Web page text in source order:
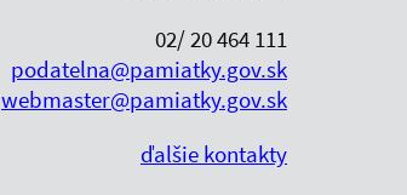
02/ 20 464 111
podatelna@pamiatky.gov.sk
webmaster@pamiatky.gov.sk
ďalšie kontakty